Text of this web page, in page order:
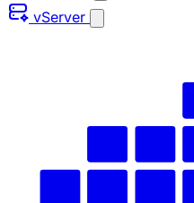
vServer